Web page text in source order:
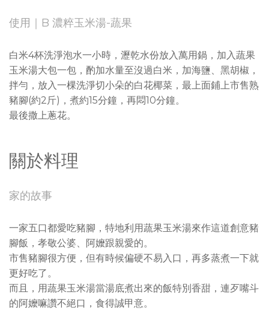
使用｜B 濃粹玉米湯-蔬果
白米4杯洗淨泡水一小時，瀝乾水份放入萬用鍋，加入蔬果
玉米湯大包一包，酌加水量至沒過白米，加海鹽、黑胡椒，
拌勻，放入一棵洗淨切小朵的白花椰菜，最上面鋪上市售熟
豬腳(約2斤)，煮約15分鐘，再悶10分鐘。
最後撒上蔥花。
關於料理
家的故事
一家五口都愛吃豬腳，特地利用蔬果玉米湯來作這道創意豬
腳飯，孝敬公婆、阿嬤跟親愛的。
市售豬腳很方便，但有時候偏硬不易入口，再多蒸煮一下就
更好吃了。
而且，用蔬果玉米湯當湯底煮出來的飯特別香甜，連歹嘴斗
的阿嬤嘛讚不絕口，食得誠甲意。